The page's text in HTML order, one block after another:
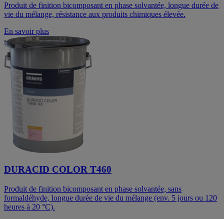
Produit de finition bicomposant en phase solvantée, longue durée de
vie du mélange, résistance aux produits chimiques élevée.
En savoir plus
DURACID COLOR T460
Produit de finition bicomposant en phase solvantée, sans
formaldéhyde, longue durée de vie du mélange (env. 5 jours ou 120
heures à 20 °C).